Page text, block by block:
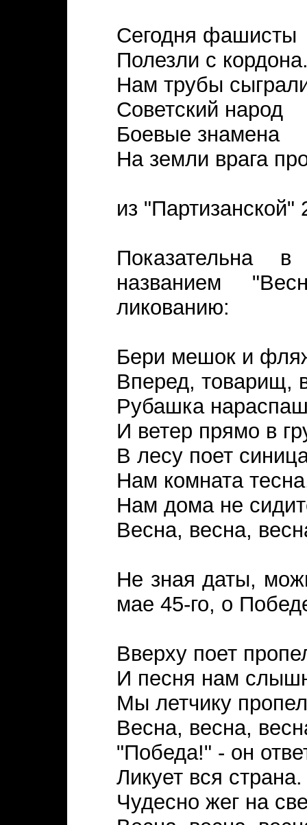
Сегодня фашисты
Полезли с
Нам трубы
Советский народ
Боевые знамена
На земли врага
из "Партизанской"
Показательна
названием
ликованию:
Бери мешок и
Вперед, товарищ,
Рубашка
И ветер прямо в
В лесу поет
Нам комната
Нам дома не
Весна, весна,
Не зная даты,
мае 45-го, о
Вверху поет
И песня нам
Мы летчику
Весна, весна,
"Победа!" - он
Ликует вся страна.
Чудесно жег на